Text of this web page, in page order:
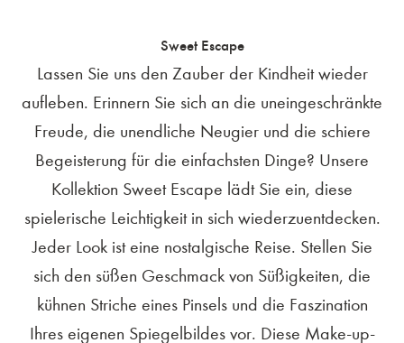
Sweet Escape
Lassen Sie uns den Zauber der Kindheit wieder
aufleben. Erinnern Sie sich an die uneingeschränkte
Freude, die unendliche Neugier und die schiere
Begeisterung für die einfachsten Dinge? Unsere
Kollektion Sweet Escape lädt Sie ein, diese
spielerische Leichtigkeit in sich wiederzuentdecken.
Jeder Look ist eine nostalgische Reise. Stellen Sie
sich den süßen Geschmack von Süßigkeiten, die
kühnen Striche eines Pinsels und die Faszination
Ihres eigenen Spiegelbildes vor. Diese Make-up-